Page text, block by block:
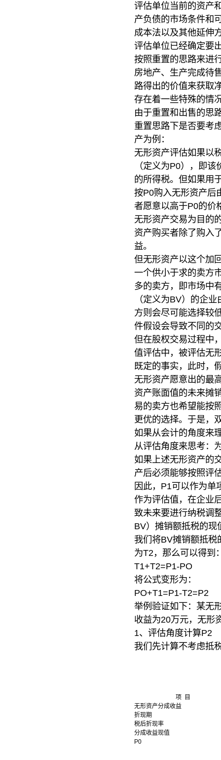
评估单位当前的资产
产负债的市场条件和
成本法以及其他延伸
评估单位已经确定要
按照重置的思路来进
房地产、生产完成待
路得出的价值来获取
存在着一些特殊的情
由于重置和出售的思
重置思路下是否要考
产为例：
无形资产评估如果以
（定义为P0），即
的所得税。但如果用
按P0购入无形资产后
者愿意以高于P0的价
无形资产交易为目的
资产购买者除了购入
益。
但无形资产以这个加
一个供小于求的卖方
多的卖方，即市场中
（定义为BV）的企
方则会尽可能选择较
件假设会导致不同的
但在股权交易过程中
值评估中，被评估无
既定的事实，此时，
无形资产愿意出的最
资产账面值的未来摊
易的卖方也希望能按
更优的选择。于是，
如果从会计的角度来
从评估角度来思考：
如果上述无形资产的
产后必须能够按照评
因此，P1可以作为单
作为评估值，在企业
致未来要进行纳税调
BV）摊销额抵税的现
我们将BV摊销额抵税
为T2，那么可以得到
T1+T2=P1-PO
将公式变形为：
PO+T1=P1-T2=P2
举例验证如下：某无
收益为20万元，无形
1、评估角度计算P2
我们先计算不考虑抵
项 目
无形资产分成收益
折现期
税后折现率
分成收益现值
P0